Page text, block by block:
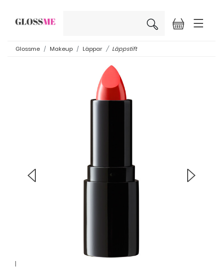
×
Glossme Makeup Läppar Läppstift
l